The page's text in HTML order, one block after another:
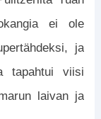
ei ole
ja
tapahtui viisi
laivan ja